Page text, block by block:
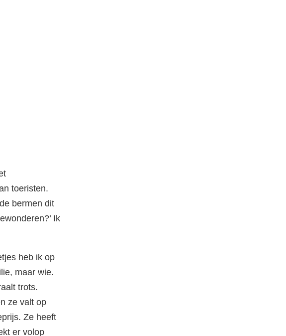
toeristen.
bermen dit
Ik
heb ik op
maar wie.
trots.
ze valt op
Ze heeft
er volop